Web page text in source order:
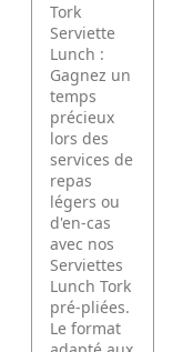
Tork
Serviette
Lunch :
Gagnez un
temps
précieux
lors des
services de
repas
légers ou
d'en-cas
avec nos
Serviettes
Lunch Tork
pré-pliées.
Le format